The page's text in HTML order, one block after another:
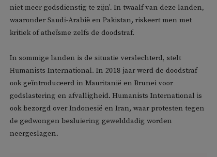
niet meer godsdienstig te zijn’. In twaalf van deze landen,
waaronder Saudi-Arabië en Pakistan, riskeert men met
kritiek of atheïsme zelfs de doodstraf.
In sommige landen is de situatie verslechterd, stelt
Humanists International. In 2018 jaar werd de doodstraf
ook geïntroduceerd in Mauritanië en Brunei voor
godslastering en afvalligheid. Humanists International is
ook bezorgd over Indonesië en Iran, waar protesten tegen
de gedwongen besluiering gewelddadig worden
neergeslagen.